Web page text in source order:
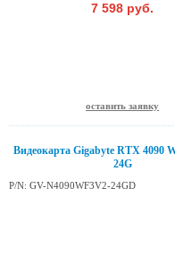
7 598 руб.
оставить заявку
Видеокарта Gigabyte RTX 4090
24G
P/N: GV-N4090WF3V2-24GD